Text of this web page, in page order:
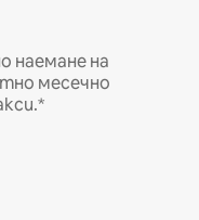
наемане на
месечно